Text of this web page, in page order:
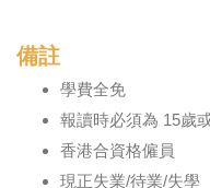
備註
學費全免
報讀時必須為 15歲
香港合資格僱員
現正失業/待業/失學